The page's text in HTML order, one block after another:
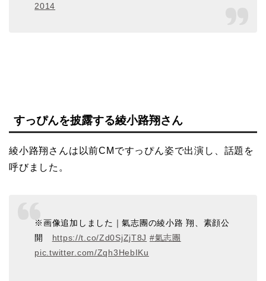
2014
すっぴんを披露する綾小路翔さん
綾小路翔さんは以前CMですっぴん姿で出演し、話題を
呼びました。
※画像追加しました｜氣志團の綾小路 翔、素顔公
開 https://t.co/Zd0SjZjT8J #氣志團
pic.twitter.com/Zqh3HebIKu